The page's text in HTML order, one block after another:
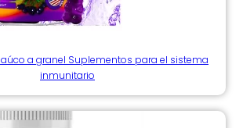
a granel Suplementos para el sistema
inmunitario